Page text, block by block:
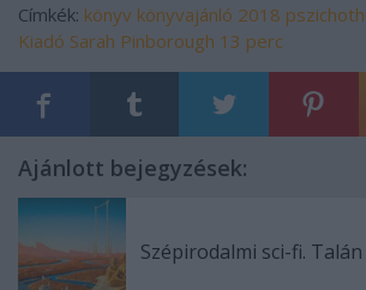
Címkék: könyv könyvajánló 2018
Kiadó Sarah Pinborough 13 perc
Ajánlott bejegyzések:
Szépirodalmi sci-fi. Talán